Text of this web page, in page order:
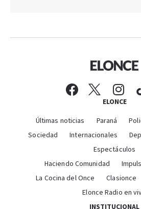
ELONCE
Últimas noticias Paraná
Sociedad
Internacionales
Espectáculos
Haciendo Comunidad
La Cocina del Once
Clasionce
Elonce Radio en
INSTITUCIONAL